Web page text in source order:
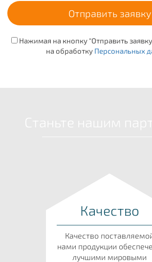
Нажимая на кнопку "Отправить
на обработку Персональных
Качество
Качество
нами продукции
лучшими мировыми